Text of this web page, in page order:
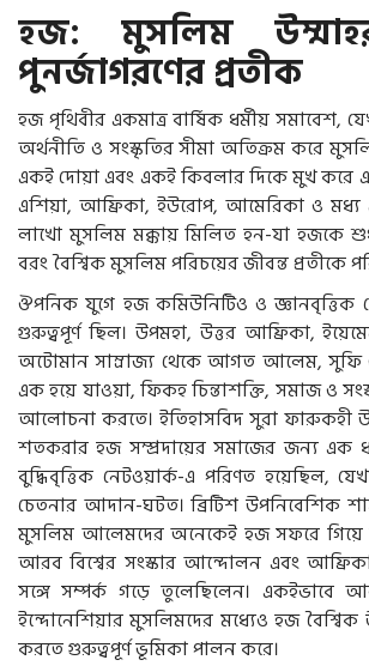
হজ: মুসলিম
পুনর্জাগরণের প্রতীক
হজ পৃথিবীর একমাত্র বার্ষিক ধর্মীয় সমাবেশ,
অর্থনীতি ও সংস্কৃতির সীমা অতিক্রম করে
একই দোয়া এবং একই কিবলার দিকে মুখ করে
এশিয়া, আফ্রিকা, ইউরোপ, আমেরিকা ও
লাখো মুসলিম মক্কায় মিলিত হন-যা হজকে
বরং বৈশ্বিক মুসলিম পরিচয়ের জীবন্ত প্রতীকে
ঔপনিক যুগে হজ কমিউনিটিও ও জ্ঞানবৃত্তিক
গুরুত্বপূর্ণ ছিল। উপমহা, উত্তর আফ্রিকা,
অটোমান সাম্রাজ্য থেকে আগত আলেম, সুফি ও
এক হয়ে যাওয়া, ফিকহ চিন্তাশক্তি, সমাজ ও
আলোচনা করতে। ইতিহাসবিদ সুরা ফারুকহী
শতকরার হজ সম্প্রদায়ের সমাজের জন্য এক
বুদ্ধিবৃত্তিক নেটওয়ার্ক-এ পরিণত হয়েছিল,
চেতনার আদান-ঘটত। ব্রিটিশ উপনিবেশিক
মুসলিম আলেমদের অনেকেই হজ সফরে
আরব বিশ্বের সংস্কার আন্দোলন এবং
সঙ্গে সম্পর্ক গড়ে তুলেছিলেন। একইভাবে
ইন্দোনেশিয়ার মুসলিমদের মধ্যেও হজ বৈশ্বিক
করতে গুরুত্বপূর্ণ ভূমিকা পালন করে।